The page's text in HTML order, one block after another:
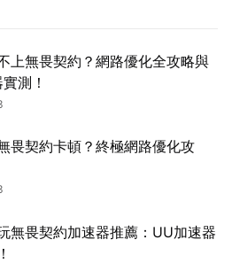
上無畏契約？網路優化全攻略與
測！
畏契約卡頓？終極網路優化攻
無畏契約加速器推薦：UU加速器